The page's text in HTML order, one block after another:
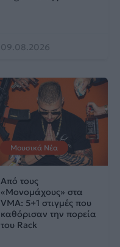
09.08.2026
Μουσικά Νέα
Από τους
«Μονομάχους» στα
VMA: 5+1 στιγμές που
καθόρισαν την πορεία
του Rack